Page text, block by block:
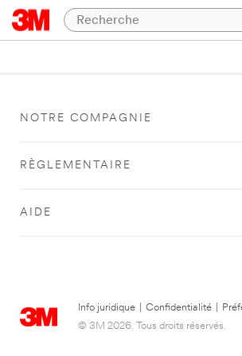
NOTRE COMPAGNIE
RÈGLEMENTAIRE
AIDE
Info juridique Confidentialité
© 3M 2026. Tous droits réservés.